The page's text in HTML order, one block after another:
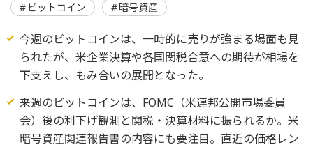
ビットコイン 暗号資産
今週のビットコインは、一時的に売りが強まる場面も見
られたが、米企業決算や各国関税合意への期待が相場を
下支えし、もみ合いの展開となった。
来週のビットコインは、FOMC（米連邦公開市場委員
会）後の利下げ観測と関税・決算材料に振られるか。米
暗号資産関連報告書の内容にも要注目。直近の価格レン